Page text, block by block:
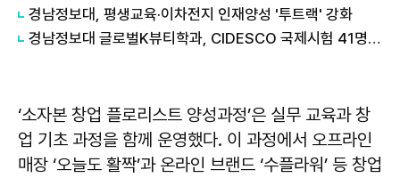
경남정보대, 평생교육·이차전지 인재양성 '투트랙' 강화
경남정보대 글로벌K뷰티학과, CIDESCO 국제시험 41명 전원 합격
‘소자본 창업 플로리스트 양성과정’은 실무 교육과 창
업 기초 과정을 함께 운영했다. 이 과정에서 오프라인
매장 ‘오늘도 활짝’과 온라인 브랜드 ‘수플라워’ 등 창업